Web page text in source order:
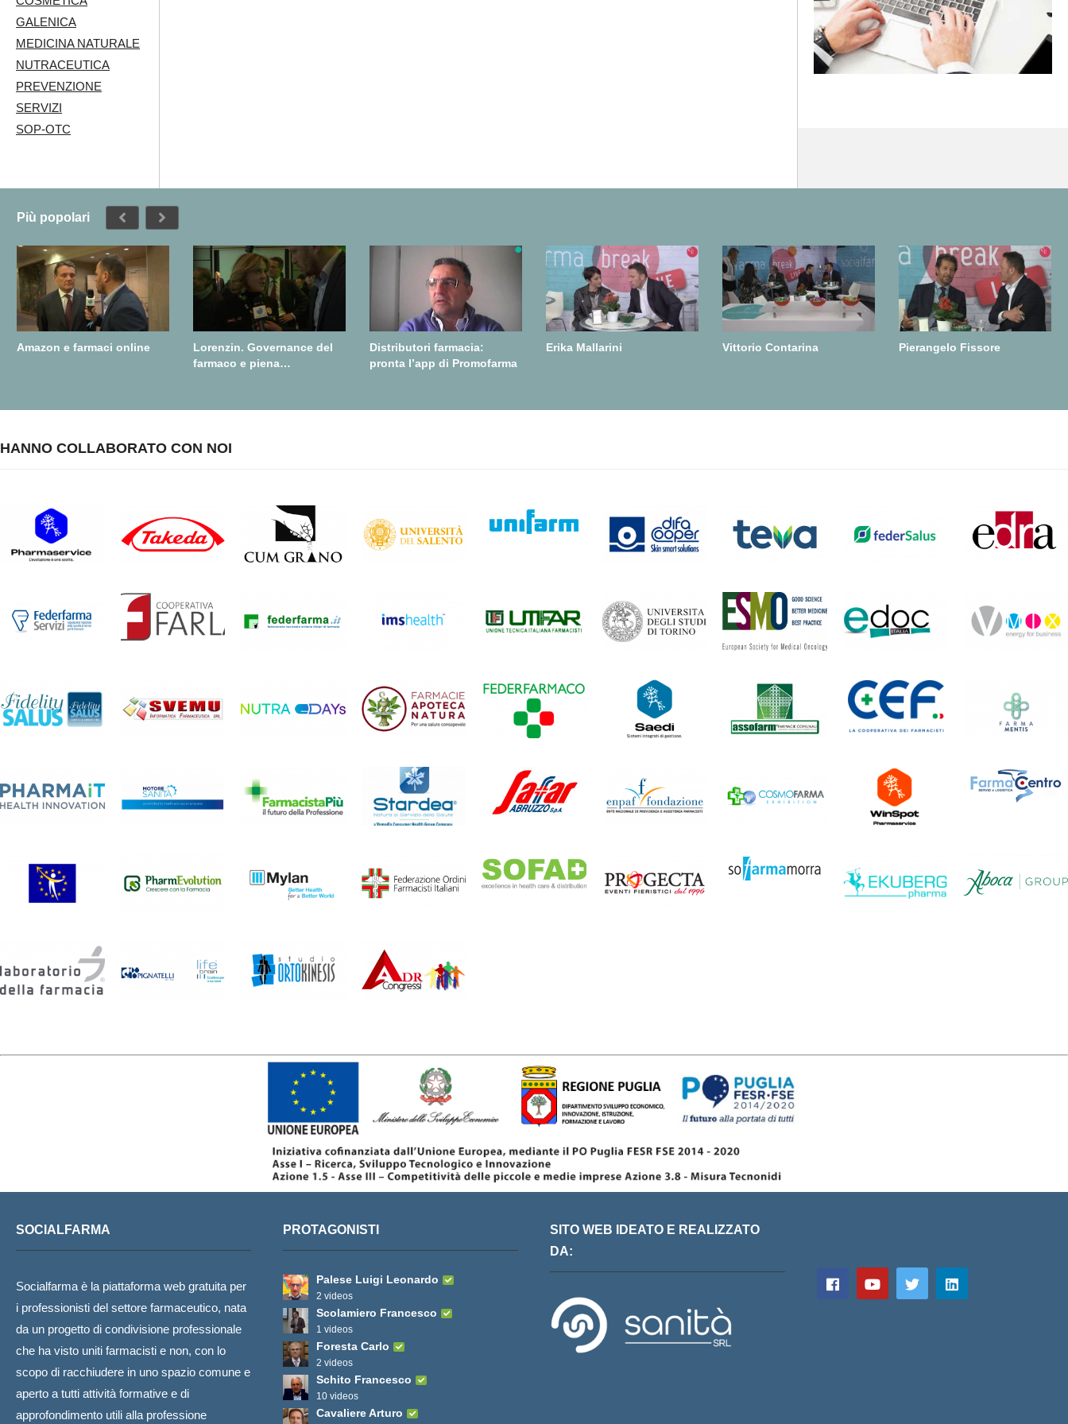
GALENICA
MEDICINA NATURALE
NUTRACEUTICA
PREVENZIONE
SERVIZI
SOP-OTC
Più popolari
Amazon e farmaci online
Lorenzin. Governance del
farmaco e piena
Distributori farmacia:
pronta l’app di Promofarma
Erika Mallarini Vittorio Contarina Pierangelo Fissore
HANNO COLLABORATO CON NOI
SOCIALFARMA
Socialfarma è la piattaforma web gratuita per
i professionisti del settore farmaceutico, nata
da un progetto di condivisione professionale
che ha visto uniti farmacisti e non, con lo
scopo di racchiudere in uno spazio comune e
aperto a tutti attività formative e di
approfondimento utili alla professione
PROTAGONISTI
Palese Luigi Leonardo
2 videos
Scolamiero Francesco
1 videos
Foresta Carlo
2 videos
Schito Francesco
10 videos
Cavaliere Arturo
SITO WEB IDEATO E REALIZZATO
DA: